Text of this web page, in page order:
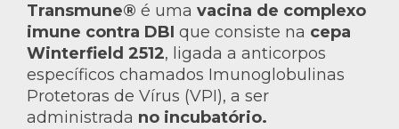
Transmune® é uma vacina de complexo
imune contra DBI que consiste na cepa
Winterfield 2512, ligada a anticorpos
específicos chamados Imunoglobulinas
Protetoras de Vírus (VPI), a ser
administrada no incubatório.